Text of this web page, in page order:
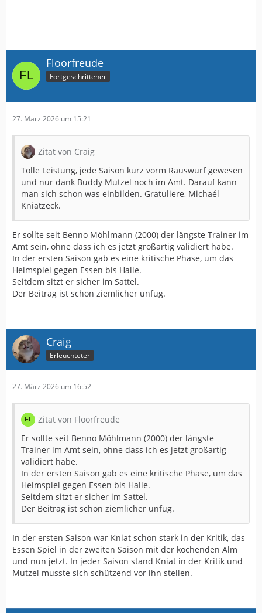
Floorfreude
Fortgeschrittener
27. März 2026 um 15:21
Zitat von Craig
Tolle Leistung, jede Saison kurz vorm Rauswurf gewesen
und nur dank Buddy Mutzel noch im Amt. Darauf kann
man sich schon was einbilden. Gratuliere, Michaél
Kniatzeck.
Er sollte seit Benno Möhlmann (2000) der längste Trainer im
Amt sein, ohne dass ich es jetzt großartig validiert habe.
In der ersten Saison gab es eine kritische Phase, um das
Heimspiel gegen Essen bis Halle.
Seitdem sitzt er sicher im Sattel.
Der Beitrag ist schon ziemlicher unfug.
Craig
Erleuchteter
27. März 2026 um 16:52
Zitat von Floorfreude
Er sollte seit Benno Möhlmann (2000) der längste
Trainer im Amt sein, ohne dass ich es jetzt großartig
validiert habe.
In der ersten Saison gab es eine kritische Phase, um das
Heimspiel gegen Essen bis Halle.
Seitdem sitzt er sicher im Sattel.
Der Beitrag ist schon ziemlicher unfug.
In der ersten Saison war Kniat schon stark in der Kritik, das
Essen Spiel in der zweiten Saison mit der kochenden Alm
und nun jetzt. In jeder Saison stand Kniat in der Kritik und
Mutzel musste sich schützend vor ihn stellen.